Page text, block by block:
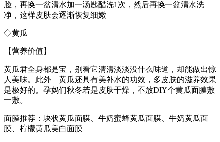
脸，再换一盆清水加一汤匙醋洗1次，然后再换一盆清水洗
净，这样皮肤会逐渐恢复细嫩
◇黄瓜
【营养价值】
黄瓜君全身都是宝，别看它清清淡淡没什么味道，却能做出惊
人美味。此外，黄瓜还具有美补水的功效，多皮肤的滋养效果
是极好的。孕妈们秋冬若是皮肤干燥，不放DIY个黄瓜面膜敷
一敷。
面膜推荐：块状黄瓜面膜、牛奶蜜蜂黄瓜面膜、牛奶黄瓜面
膜、柠檬黄瓜美白面膜